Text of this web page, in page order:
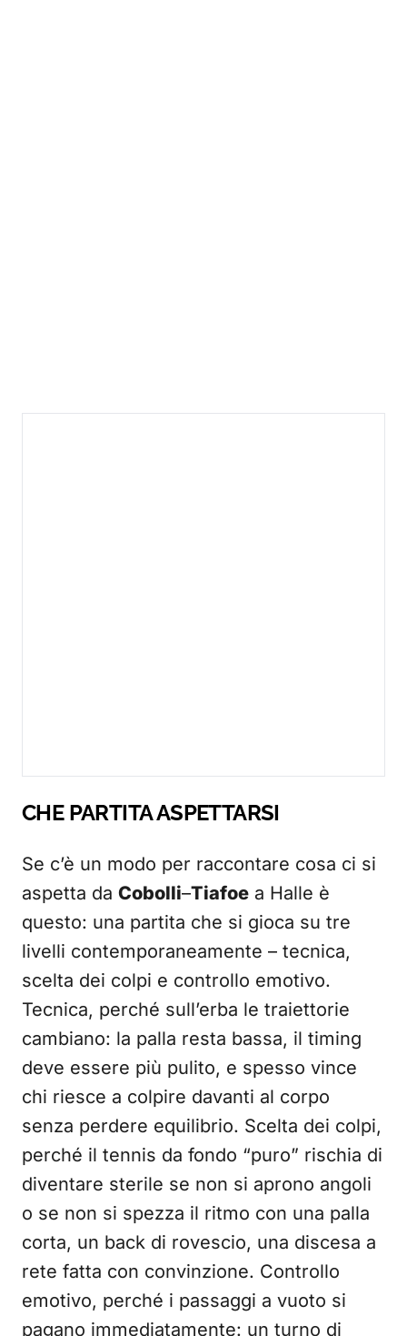
CHE PARTITA ASPETTARSI
Se c’è un modo per raccontare cosa ci si
aspetta da Cobolli–Tiafoe a Halle è
questo: una partita che si gioca su tre
livelli contemporaneamente – tecnica,
scelta dei colpi e controllo emotivo.
Tecnica, perché sull’erba le traiettorie
cambiano: la palla resta bassa, il timing
deve essere più pulito, e spesso vince
chi riesce a colpire davanti al corpo
senza perdere equilibrio. Scelta dei colpi,
perché il tennis da fondo “puro” rischia di
diventare sterile se non si aprono angoli
o se non si spezza il ritmo con una palla
corta, un back di rovescio, una discesa a
rete fatta con convinzione. Controllo
emotivo, perché i passaggi a vuoto si
pagano immediatamente: un turno di